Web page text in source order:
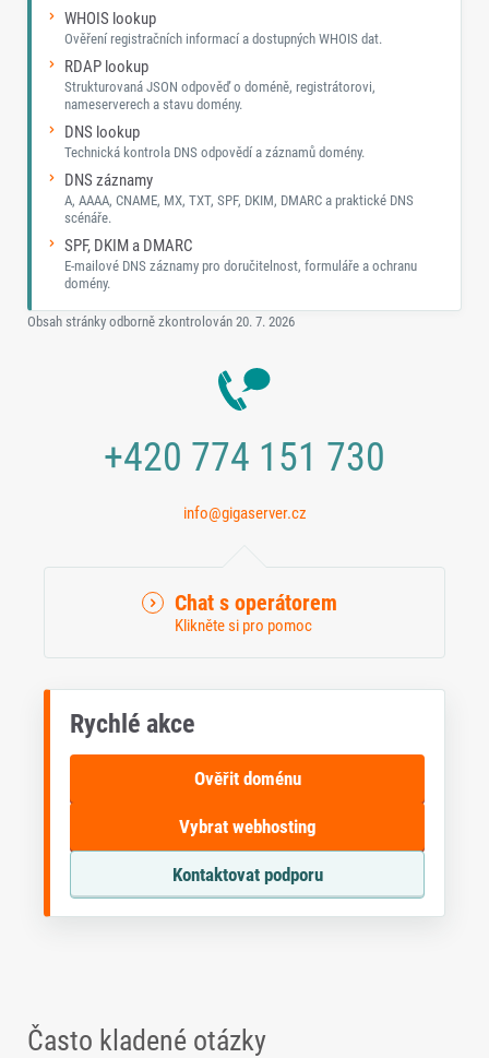
WHOIS lookup
Ověření registračních informací a dostupných WHOIS dat.
RDAP lookup
Strukturovaná JSON odpověď o doméně, registrátorovi,
nameserverech a stavu domény.
DNS lookup
Technická kontrola DNS odpovědí a záznamů domény.
DNS záznamy
A, AAAA, CNAME, MX, TXT, SPF, DKIM, DMARC a praktické DNS
scénáře.
SPF, DKIM a DMARC
E-mailové DNS záznamy pro doručitelnost, formuláře a ochranu
domény.
Obsah stránky odborně zkontrolován 20. 7. 2026
+420 774 151 730
info@gigaserver.cz
Chat s operátorem
Klikněte si pro pomoc
Rychlé akce
Ověřit doménu
Vybrat webhosting
Kontaktovat podporu
Často kladené otázky